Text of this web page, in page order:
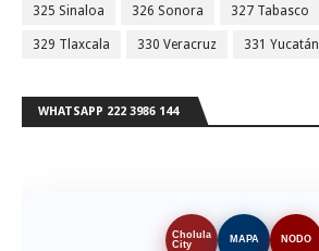
325 Sinaloa 326 Sonora 327 Tabasco
329 Tlaxcala 330 Veracruz 331 Yucatán
WHATSAPP 222 3986 144
Cholula
City
MAPA NODO